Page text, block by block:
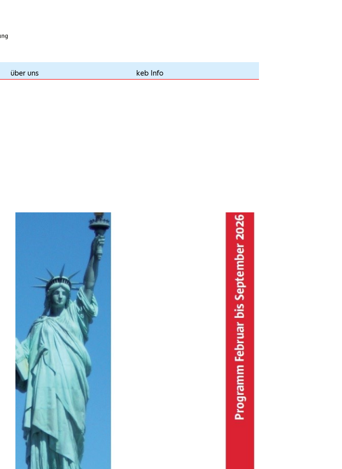
über uns keb Info